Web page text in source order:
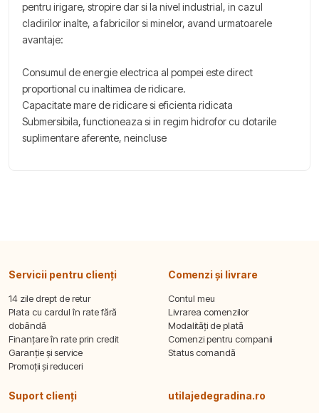
pentru irigare, stropire dar si la nivel industrial, in cazul
cladirilor inalte, a fabricilor si minelor, avand urmatoarele
avantaje:
Consumul de energie electrica al pompei este direct
proportional cu inaltimea de ridicare.
Capacitate mare de ridicare si eficienta ridicata
Submersibila, functioneaza si in regim hidrofor cu dotarile
suplimentare aferente, neincluse
Servicii pentru clienți
14 zile drept de retur
Plata cu cardul în rate fără
dobândă
Finanțare în rate prin credit
Garanție și service
Promoții și reduceri
Comenzi și livrare
Contul meu
Livrarea comenzilor
Modalități de plată
Comenzi pentru companii
Status comandă
Suport clienți utilajedegradina.ro